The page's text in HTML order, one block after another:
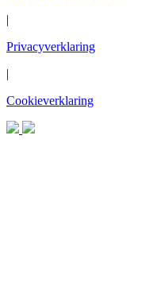
|
Privacyverklaring
|
Cookieverklaring